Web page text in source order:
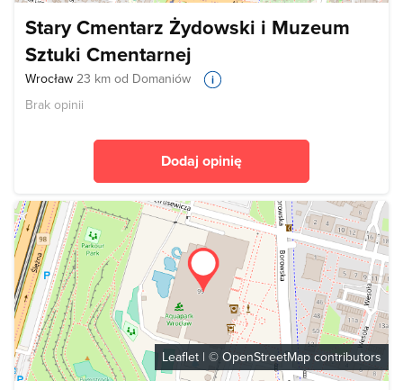
Stary Cmentarz Żydowski i Muzeum
Sztuki Cmentarnej
Wrocław 23 km od Domaniów
Brak opinii
Dodaj opinię
Leaflet | © OpenStreetMap contributors